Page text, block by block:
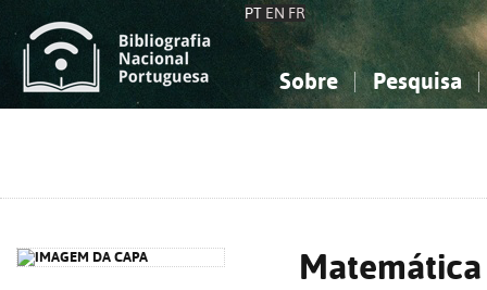
PT EN FR
Sobre Pesquisa